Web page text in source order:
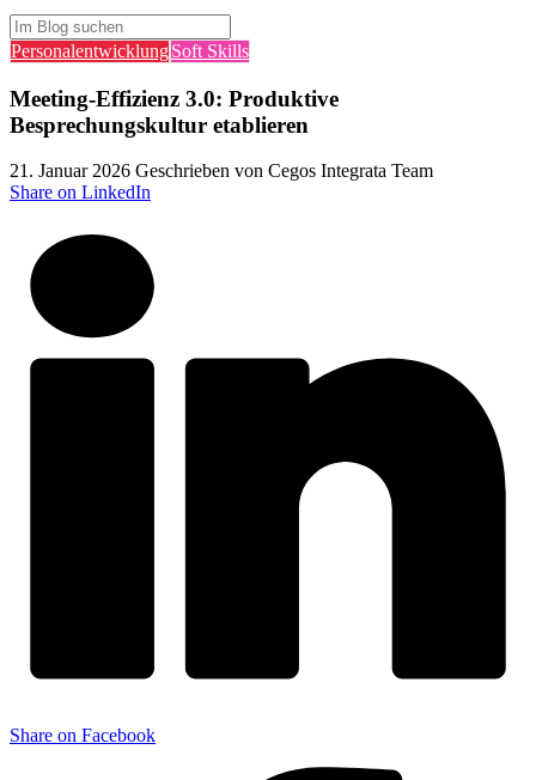
PersonalentwicklungSoft Skills
Meeting-Effizienz 3.0: Produktive
Besprechungskultur etablieren
21. Januar 2026 Geschrieben von Cegos Integrata Team
Share on LinkedIn
Share on Facebook